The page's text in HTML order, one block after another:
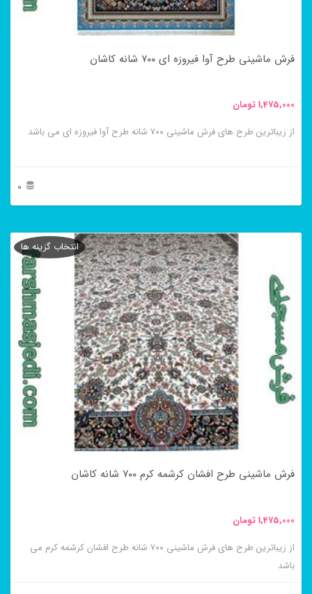
صفحه
انتخاب
شوند
فرش ماشینی طرح آوا فیروزه ای ۷۰۰ شانه کاشان
1,475,000تومان
از زیباترین طرح های فرش ماشینی ۷۰۰ شانه طرح آوا فیروزه ای می باشد
0
محصول
مختلفی
باشد.
گزینه
ها
صفحه
انتخاب
شوند
فرش ماشینی طرح افشان کرشمه کرم ۷۰۰ شانه کاشان
1,475,000تومان
از زیباترین طرح های فرش ماشینی ۷۰۰ شانه طرح افشان کرشمه کرم می
باشد
انتخاب گزینه ها